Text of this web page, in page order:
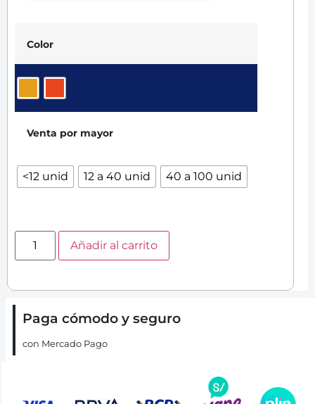
Color
Venta por mayor
<12 unid 12 a 40 unid 40 a 100 unid
Añadir al carrito
Paga cómodo y seguro
con Mercado Pago